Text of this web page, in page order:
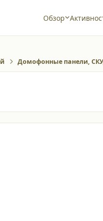
Обзор
Домофонные панели,